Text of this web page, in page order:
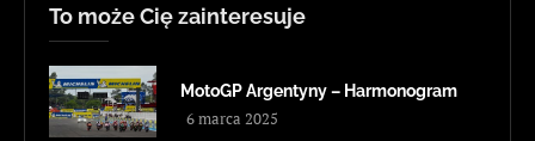
To może Cię zainteresuje
MotoGP Argentyny – Harmonogram
6 marca 2025